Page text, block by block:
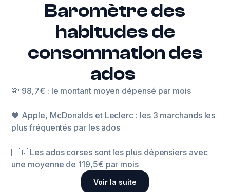
Baromètre des
habitudes de
consommation des
ados
💸 98,7€ : le montant moyen dépensé par mois
💙 Apple, McDonalds et Leclerc : les 3 marchands les
plus fréquentés par les ados
🇫🇷 Les ados corses sont les plus dépensiers avec
une moyenne de 119,5€ par mois
Voir la suite